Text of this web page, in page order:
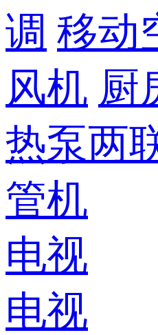
调 移动
风机 厨
热泵两
管机
电视
电视